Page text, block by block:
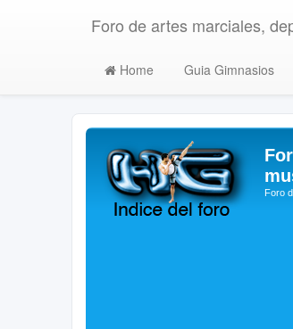
Foro de artes marciales,
Home Guia Gimnasios
Foro